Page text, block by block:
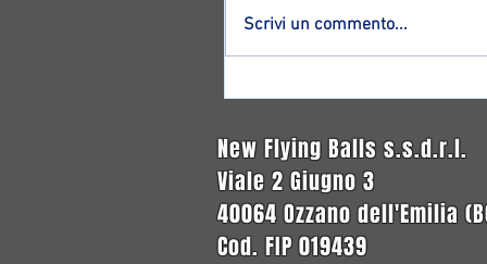
Scrivi un commento...
New Flying Balls s.s.d.r.l.
Viale 2 Giugno 3
40064 Ozzano dell'Emilia
Cod. FIP 019439